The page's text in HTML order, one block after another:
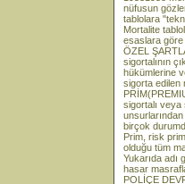
nüfusun
tablolara
Mortalite
esaslara göre
ÖZEL
sigortalının
hükümlerine
sigorta edilen
sigortalı
birçok
Prim, risk
olduğu tüm
Yukarıda
hasar
POLİÇE